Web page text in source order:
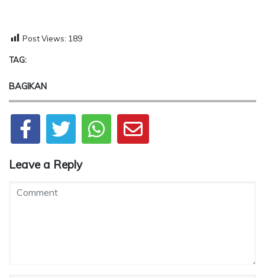
Post Views: 189
TAG:
BAGIKAN
Leave a Reply